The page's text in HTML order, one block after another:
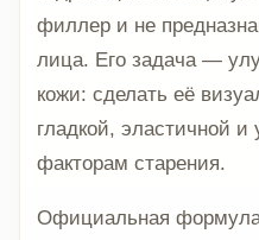
филлер и не
лица. Его задача —
кожи: сделать её
гладкой, эластичной
факторам старения.
Официальная формула